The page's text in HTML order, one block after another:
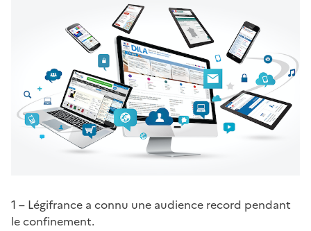
1 – Légifrance a connu une audience record pendant
le confinement.